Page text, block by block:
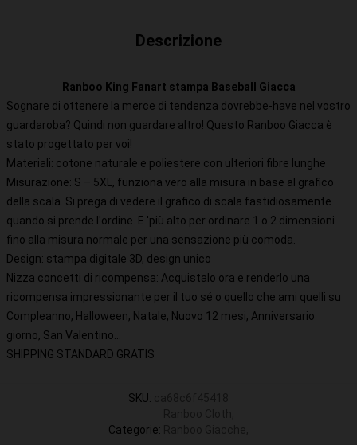
Descrizione
Ranboo King Fanart stampa Baseball Giacca
Sognare di ottenere la merce di tendenza dovrebbe-have nel vostro
guardaroba? Quindi non guardare altro! Questo Ranboo Giacca è
stato progettato per voi!
Materiali: cotone naturale e poliestere con ulteriori fibre lunghe
Misurazione: S – 5XL, funziona vero alla misura in base al grafico
della scala. Si prega di vedere il grafico di scala fastidiosamente
quando si prende l'ordine. E 'più alto per ordinare 1 o 2 dimensioni
fino alla misura normale per una sensazione più comoda.
Design: stampa digitale 3D, design unico
Nizza concetti di ricompensa: Acquistalo ora e renderlo una
ricompensa impressionante per il tuo sé o quello che ami quelli su
Compleanno, Halloween, Natale, Nuovo 12 mesi, Anniversario
giorno, San Valentino...
SHIPPING STANDARD GRATIS
SKU:
Categorie: